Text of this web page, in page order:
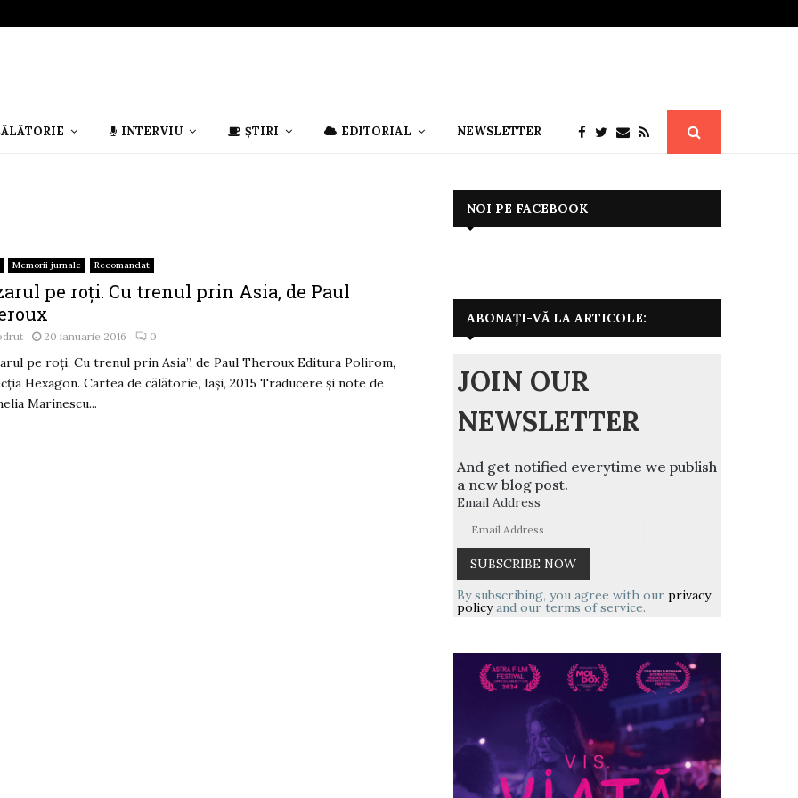
INTERVIU ȘTIRI EDITORIAL NEWSLETTER
Memorii jurnale Recomandat
pe roţi. Cu trenul prin Asia, de Paul
20 ianuarie 2016 0
pe roţi. Cu trenul prin Asia”, de Paul Theroux Editura Polirom,
Hexagon. Cartea de călătorie, Iași, 2015 Traducere și note de
Marinescu...
NOI PE FACEBOOK
ABONAȚI-VĂ LA ARTICOLE:
JOIN OUR
NEWSLETTER
And get notified everytime we publish
a new blog post.
Email Address
By subscribing, you agree with our privacy
policyand our terms of service.